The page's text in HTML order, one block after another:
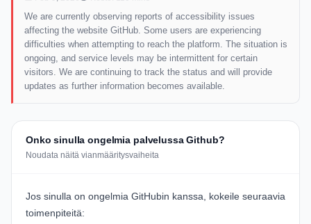
We are currently observing reports of accessibility issues
affecting the website GitHub. Some users are experiencing
difficulties when attempting to reach the platform. The situation is
ongoing, and service levels may be intermittent for certain
visitors. We are continuing to track the status and will provide
updates as further information becomes available.
Onko sinulla ongelmia palvelussa Github?
Noudata näitä vianmääritysvaiheita
Jos sinulla on ongelmia GitHubin kanssa, kokeile seuraavia
toimenpiteitä: